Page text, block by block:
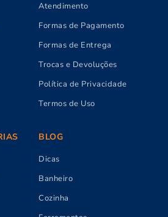
Atendimento
Formas de Pagamento
Formas de Entrega
Trocas e Devoluções
Política de Privacidade
Termos de Uso
BLOG
Dicas
Banheiro
Cozinha